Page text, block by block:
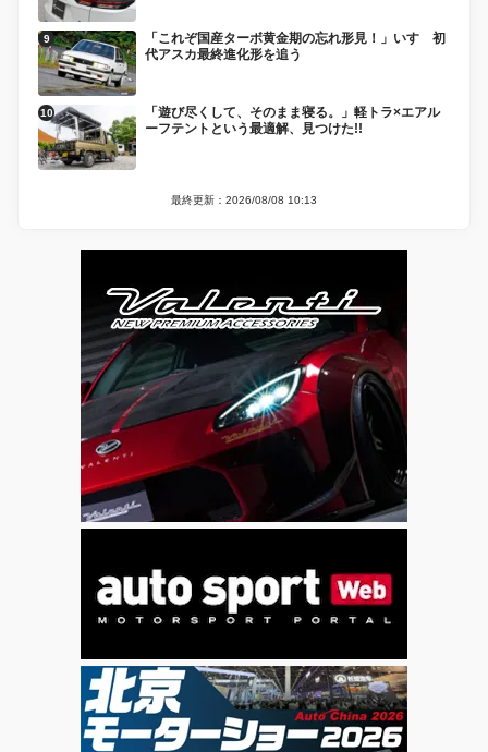
「これぞ国産ターボ黄金期の忘れ形見！」いすゞ初
代アスカ最終進化形を追う
「遊び尽くして、そのまま寝る。」軽トラ×エアル
ーフテントという最適解、見つけた!!
最終更新：2026/08/08 10:13